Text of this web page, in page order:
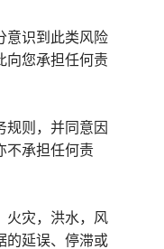
意识到此类风险
向您承担任何责
规则，并同意因
不承担任何责
火灾，洪水，风
的延误、停滞或